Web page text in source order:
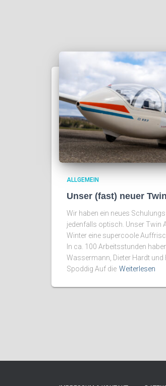
ALLGEMEIN
Unser (fast) neuer Twin
Wir haben ein neues
jedenfalls optisch. Unser Twin
Winter eine supercoole
In ca. 100 Arbeitsstunden
Wassermann, Dieter Hardt und
Spoddig Auf die Weiterlesen